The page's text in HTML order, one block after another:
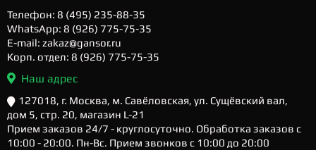
Телефон: 8 (495) 235-88-35
WhatsApp: 8 (926) 775-75-35
E-mail: zakaz@gansor.ru
Корп. отдел: 8 (926) 775-75-35
Наш адрес
127018, г. Москва, м. Савёловская, ул. Сущёвский вал,
дом 5, стр. 20, магазин L-21
Прием заказов 24/7 - круглосуточно. Обработка заказов с
10:00 - 20:00. Пн-Вс. Прием звонков с 10:00 до 20:00